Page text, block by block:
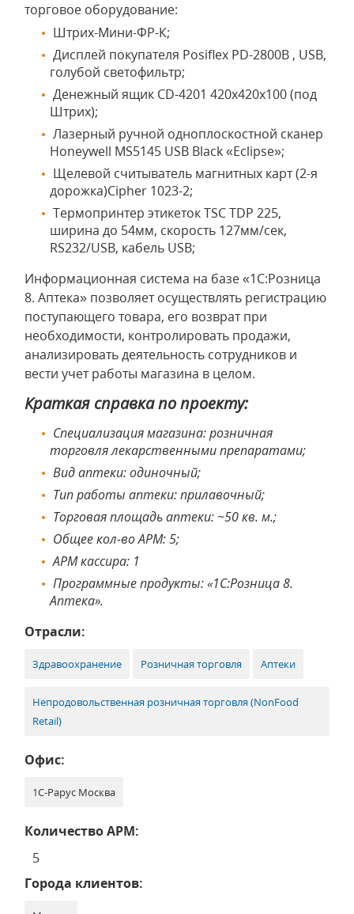
торговое оборудование:
Штрих-Мини-ФР-К;
Дисплей покупателя Posiflex PD-2800В , USB,
голубой светофильтр;
Денежный ящик CD-4201 420х420х100 (под
Штрих);
Лазерный ручной одноплоскостной сканер
Honeywell MS5145 USB Black «Eclipse»;
Щелевой считыватель магнитных карт (2-я
дорожка)Cipher 1023-2;
Термопринтер этикеток TSC TDP 225,
ширина до 54мм, скорость 127мм/сек,
RS232/USB, кабель USB;
Информационная система на базе «1С:Розница
8. Аптека» позволяет осуществлять регистрацию
поступающего товара, его возврат при
необходимости, контролировать продажи,
анализировать деятельность сотрудников и
вести учет работы магазина в целом.
Краткая справка по проекту:
Специализация магазина: розничная
торговля лекарственными препаратами;
Вид аптеки: одиночный;
Тип работы аптеки: прилавочный;
Торговая площадь аптеки: ~50 кв. м.;
Общее кол-во АРМ: 5;
АРМ кассира: 1
Программные продукты: «1С:Розница 8.
Аптека».
Отрасли:
Здравоохранение Розничная торговля Аптеки
Непродовольственная розничная торговля (NonFood
Retail)
Офис:
1С-Рарус Москва
Количество АРМ:
5
Города клиентов: